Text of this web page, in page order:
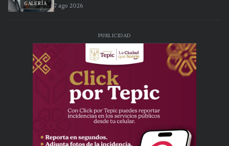
GALERÍA 7 ago 2026
PUBLICIDAD